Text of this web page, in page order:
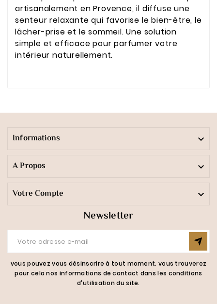
artisanalement en Provence, il diffuse une
senteur relaxante qui favorise le bien-être, le
lâcher-prise et le sommeil. Une solution
simple et efficace pour parfumer votre
intérieur naturellement.
Informations 
A Propos 
Votre Compte 
Newsletter
vous pouvez vous désinscrire à tout moment. vous trouverez
pour cela nos informations de contact dans les conditions
d'utilisation du site.